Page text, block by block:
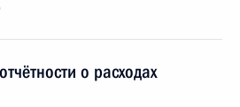
о расходах